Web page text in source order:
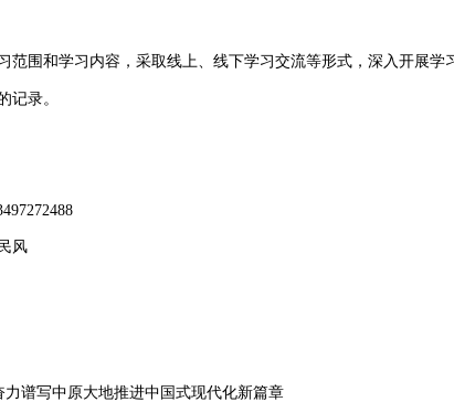
围和学习内容，采取线上、线下学习交流等形式，深入开展学
录。
风
谱写中原大地推进中国式现代化新篇章